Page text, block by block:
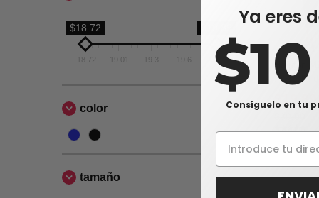
$18.72
19.3 19.89
color
tamaño
Harriton
mezclilla
$19,89
Ya eres
Consíguelo en tu